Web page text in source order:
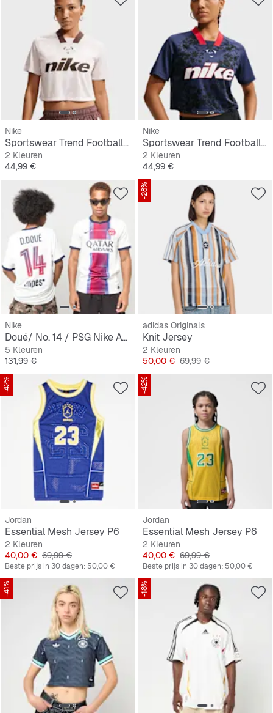
Nike
Sportswear Trend Football Crop Top
2 Kleuren
Prijs
44,99 €
Nike
Sportswear Trend Football Crop Top
2 Kleuren
Prijs
44,99 €
Nike
Doué/ No. 14 / PSG Nike Away Stadium 2026/27
5 Kleuren
Prijs
131,99 €
-28%
adidas Originals
Knit Jersey
2 Kleuren
Prijs
50,00 € Originele Prijs
69,99 €
-42%
Jordan
Essential Mesh Jersey P6
2 Kleuren
Prijs
40,00 € Originele Prijs
69,99 €
Beste prijs in 30 dagen: 50,00 €
-42%
Jordan
Essential Mesh Jersey P6
2 Kleuren
Prijs
40,00 € Originele Prijs
69,99 €
Beste prijs in 30 dagen: 50,00 €
-41% -18%